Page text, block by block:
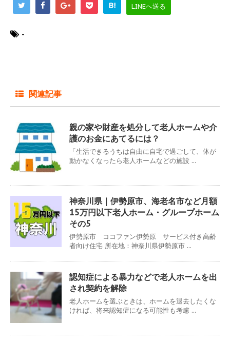
B! LINEへ送る
-
関連記事
親の家や財産を処分して老人ホームや介
護のお金にあてるには？
「生活できるうちは自由に自宅で過ごして、体が
動かなくなったら老人ホームなどの施設 ...
神奈川県｜伊勢原市、海老名市など月額
15万円以下老人ホーム・グループホーム
その5
伊勢原市 ココファン伊勢原 サービス付き高齢
者向け住宅 所在地：神奈川県伊勢原市 ...
認知症による暴力などで老人ホームを出
され契約を解除
老人ホームを選ぶときは、ホームを退去したくな
ければ、将来認知症になる可能性も考慮 ...